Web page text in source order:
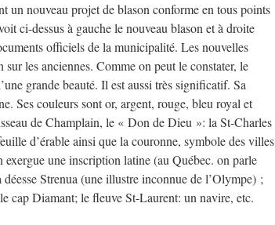
un nouveau projet de blason conforme en tous points
ci-dessus à gauche le nouveau blason et à droite
officiels de la municipalité. Les nouvelles
les anciennes. Comme on peut le constater, le
grande beauté. Il est aussi très significatif. Sa
Ses couleurs sont or, argent, rouge, bleu royal et
de Champlain, le « Don de Dieu »: la St-Charles
d’érable ainsi que la couronne, symbole des villes
une inscription latine (au Québec. on parle
Strenua (une illustre inconnue de l’Olympe) ;
cap Diamant; le fleuve St-Laurent: un navire, etc.